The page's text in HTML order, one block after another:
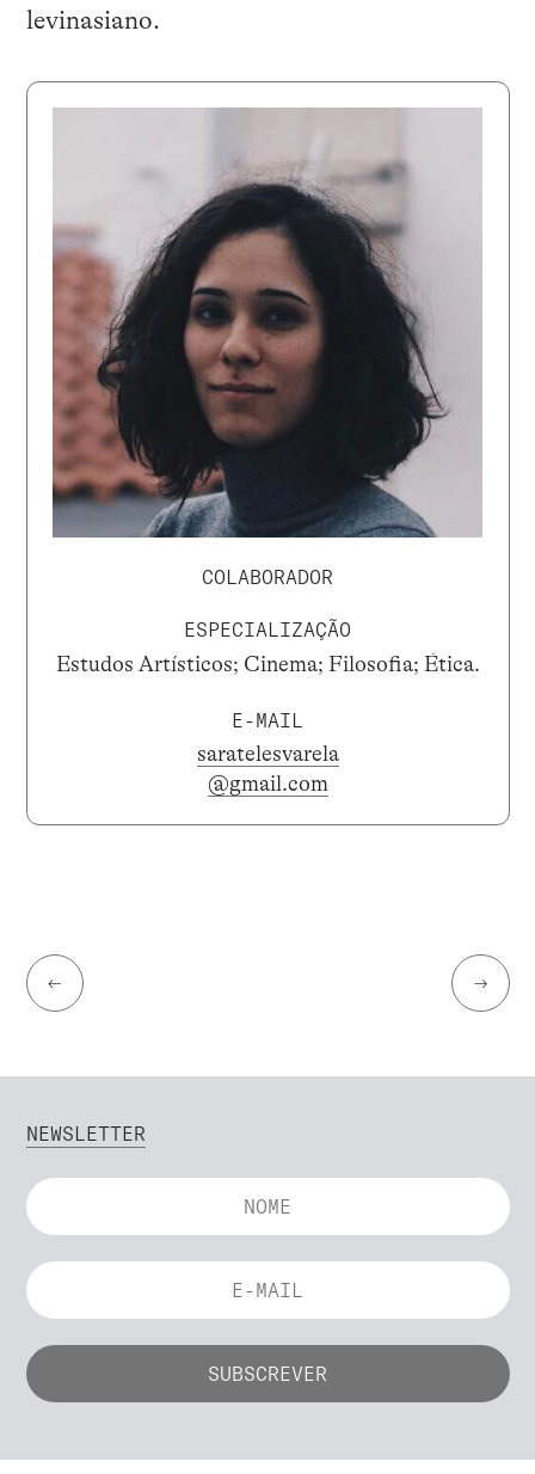
levinasiano.
COLABORADOR
ESPECIALIZAÇÃO
Estudos Artísticos; Cinema; Filosofia; Ética.
E-MAIL
saratelesvarela
@gmail.com
← →
NEWSLETTER